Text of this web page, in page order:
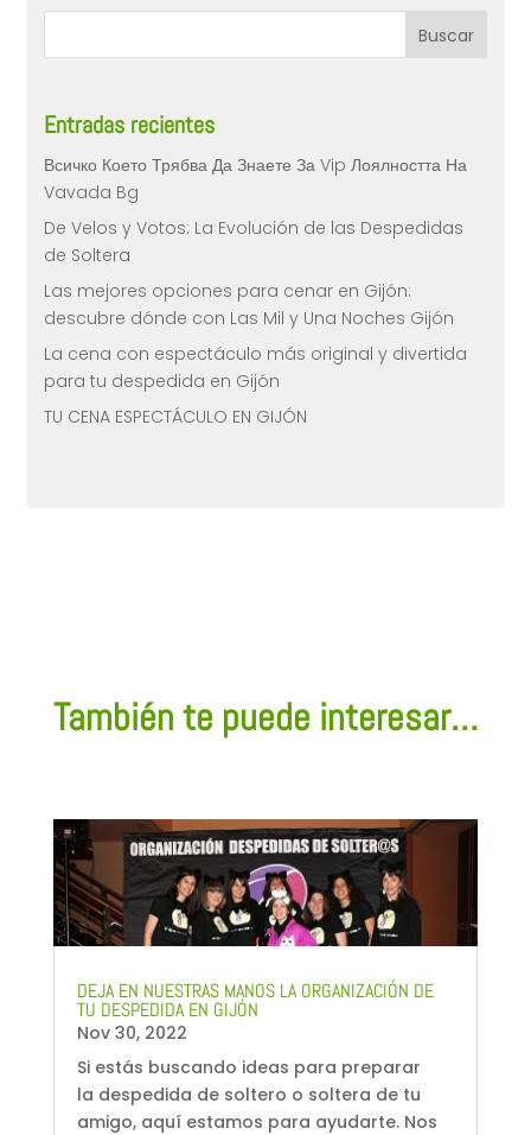
Entradas recientes
Всичко Което Трябва Да Знаете За Vip Лоялността На
Vavada Bg
De Velos y Votos: La Evolución de las Despedidas
de Soltera
Las mejores opciones para cenar en Gijón:
descubre dónde con Las Mil y Una Noches Gijón
La cena con espectáculo más original y divertida
para tu despedida en Gijón
TU CENA ESPECTÁCULO EN GIJÓN
También te puede interesar…
DEJA EN NUESTRAS MANOS LA ORGANIZACIÓN DE
TU DESPEDIDA EN GIJÓN
Nov 30, 2022
Si estás buscando ideas para preparar
la despedida de soltero o soltera de tu
amigo, aquí estamos para ayudarte. Nos